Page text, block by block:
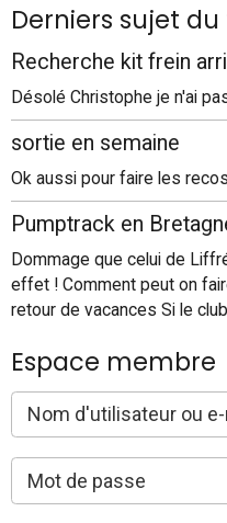
Derniers sujet
Recherche kit frein
Désolé Christophe je n'ai
sortie en semaine
Ok aussi pour faire les
Pumptrack en
Dommage que celui de
effet ! Comment peut on
retour de vacances Si le
Espace membre